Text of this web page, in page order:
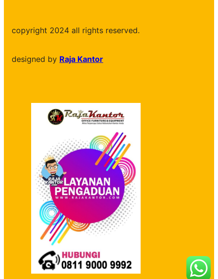
copyright 2024 all rights reserved.
designed by Raja Kantor